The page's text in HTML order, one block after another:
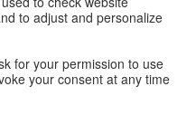
គ្មានឧបសគ្គ